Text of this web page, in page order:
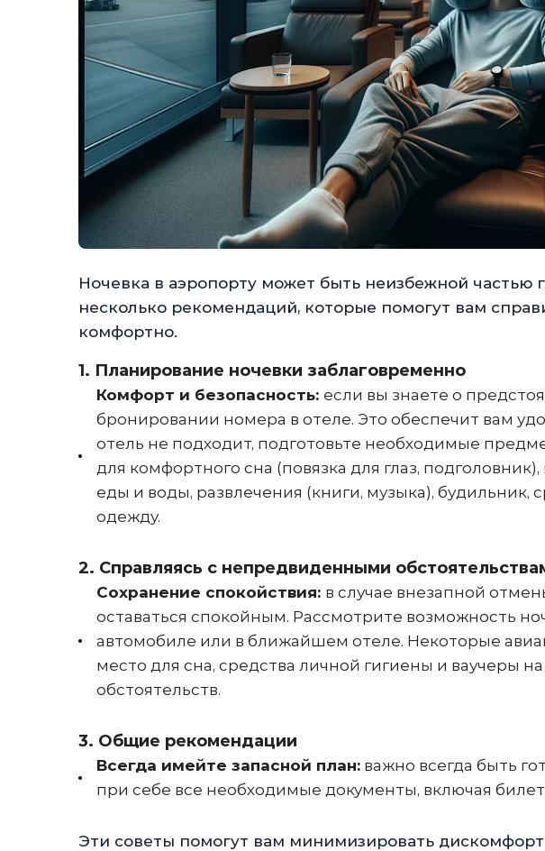
Ночевка в аэропорту может быть неизбежной частью
несколько рекомендаций, которые помогут вам
комфортно.
1. Планирование ночевки заблаговременно
Комфорт и безопасность: если вы знаете о
бронировании номера в отеле. Это обеспечит вам
отель не подходит, подготовьте необходимые
для комфортного сна (повязка для глаз,
еды и воды, развлечения (книги, музыка), будильник,
одежду.
2. Справляясь с непредвиденными
Сохранение спокойствия: в случае внезапной
оставаться спокойным. Рассмотрите возможность
автомобиле или в ближайшем отеле. Некоторые
место для сна, средства личной гигиены и ваучеры
обстоятельств.
3. Общие рекомендации
Всегда имейте запасной план: важно всегда быть
при себе все необходимые документы, включая
Эти советы помогут вам минимизировать